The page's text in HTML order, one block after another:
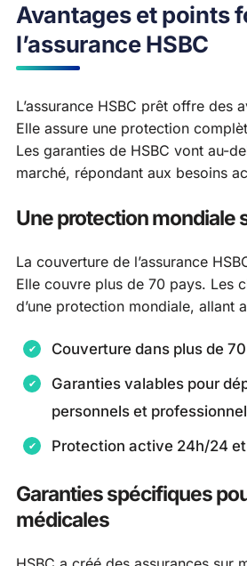
Avantages et points
l’assurance HSBC
L’assurance HSBC prêt offre des
Elle assure une protection
Les garanties de HSBC vont au-
marché, répondant aux besoins
Une protection mondiale
La couverture de l’assurance
Elle couvre plus de 70 pays. Les
d’une protection mondiale, allant
Couverture dans plus de
Garanties valables pour
personnels et
Protection active 24h/24
Garanties spécifiques
médicales